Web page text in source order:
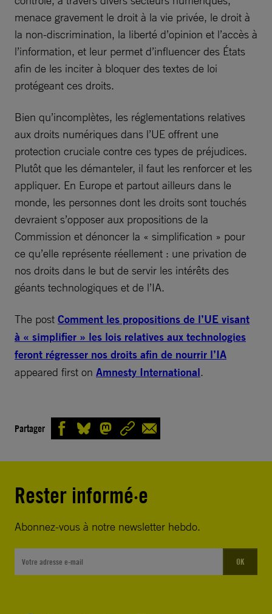
menace gravement le droit à la vie privée, le droit à
la non-discrimination, la liberté d’opinion et l’accès à
l’information, et leur permet d’influencer des États
afin de les inciter à bloquer des textes de loi
protégeant ces droits.
Bien qu’incomplètes, les réglementations relatives
aux droits numériques dans l’UE offrent une
protection cruciale contre ces types de préjudices.
Plutôt que les démanteler, il faut les renforcer et les
appliquer. En Europe et partout ailleurs dans le
monde, les personnes dont les droits sont touchés
devraient s’opposer aux propositions de la
Commission et dénoncer la « simplification » pour
ce qu’elle représente réellement : une privation de
nos droits dans le but de servir les intérêts des
géants technologiques et de l’IA.
The post Comment les propositions de l’UE visant
à « simplifier » les lois relatives aux technologies
feront régresser nos droits afin de nourrir l’IA
appeared first on Amnesty International.
Partager
Rester informé·e
Abonnez-vous à notre newsletter hebdo.
OK